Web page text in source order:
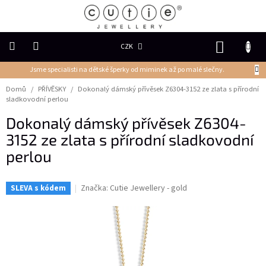
Jsme specialisti na dětské šperky od miminek až po malé slečny.
CZK
DĚTSKÉ
ŠPERKY
NÁUŠNICE
Domů / PŘÍVĚSKY / Dokonalý dámský přívěsek Z6304-3152 ze zlata s přírodní
sladkovodní perlou
Dokonalý dámský přívěsek Z6304-
3152 ze zlata s přírodní sladkovodní
perlou
SLEVA s kódem Značka: Cutie Jewellery - gold